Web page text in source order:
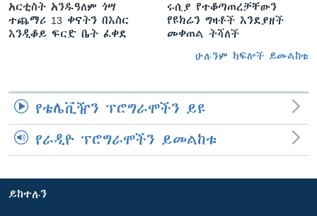
አርቲስት አንዱዓለም ጎሣ
ተጨማሪ 13 ቀናትን በእስር
እንዲቆይ ፍርድ ቤት ፈቀደ
ሩሲያ የተቆጣጠረቻቸውን
የዩክሬን ግዛቶች እንደያዘች
መቀጠል ትሻለች
ሁሉንም ክፍሎች ይመልከቱ
የቴሌቪዥን ፕሮግራሞችን ይዩ
የራዲዮ ፕሮግራሞችን ይመልከቱ
ይከተሉን